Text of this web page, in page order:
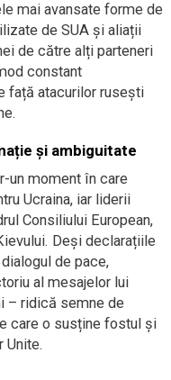
mai avansate forme de
de SUA și aliații
de către alți parteneri
constant
față atacurilor rusești
și ambiguitate
un moment în care
Ucraina, iar liderii
Consiliului European,
Deși declarațiile
de pace,
al mesajelor lui
– ridică semne de
care o susține fostul și
Unite.